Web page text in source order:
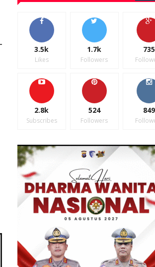
3.5k
Likes
1.7k
Followers
735
2.8k
Subscribes
524
Followers
849